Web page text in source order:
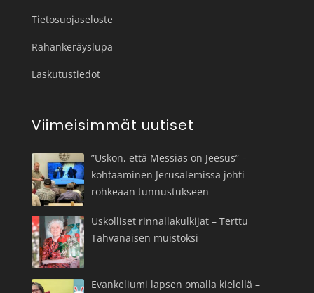
Tietosuojaseloste
Rahankeräyslupa
Laskutustiedot
Viimeisimmät uutiset
”Uskon, että Messias on Jeesus” –
kohtaaminen Jerusalemissa johti
rohkeaan tunnustukseen
Uskolliset rinnallakulkijat – Terttu
Tahvanaisen muistoksi
Evankeliumi lapsen omalla kielellä –